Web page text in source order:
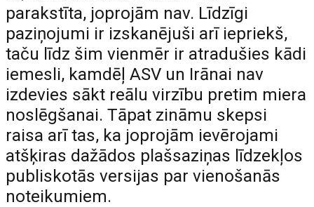
parakstīta, joprojām nav. Līdzīgi
paziņojumi ir izskanējuši arī iepriekš,
taču līdz šim vienmēr ir atradušies kādi
iemesli, kamdēļ ASV un Irānai nav
izdevies sākt reālu virzību pretim miera
noslēgšanai. Tāpat zināmu skepsi
raisa arī tas, ka joprojām ievērojami
atšķiras dažādos plašsaziņas līdzekļos
publiskotās versijas par vienošanās
noteikumiem.